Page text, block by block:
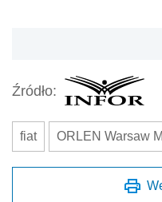
Źródło:
fiat ORLEN Warsaw